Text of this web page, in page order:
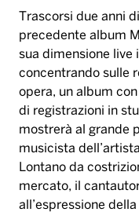
Trascorsi due anni
precedente album
sua dimensione live
concentrando sulle
opera, un album
di registrazioni in
mostrerà al grande
musicista
Lontano da
mercato, il
all’espressione